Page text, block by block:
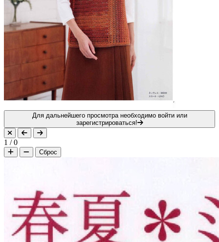
Для дальнейшего просмотра необходимо войти или
зарегистрироваться!
1 /0
Сброс